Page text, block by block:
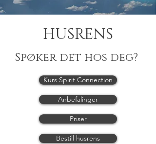
HUSRENS
Spøker det hos deg?
Kurs Spirit Connection
Anbefalinger
Priser
Bestill husrens